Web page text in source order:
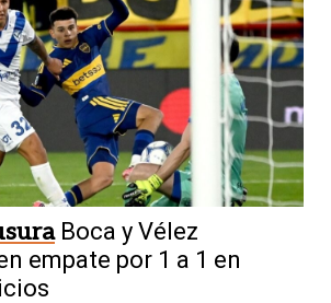
Boca y Vélez
empate por 1 a 1 en